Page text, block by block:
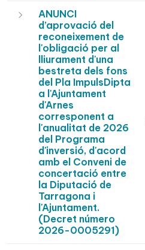
ANUNCI
d’aprovació del
reconeixement de
l'obligació per al
lliurament d'una
bestreta dels fons
del Pla ImpulsDipta
a l'Ajuntament
d'Arnes
corresponent a
l'anualitat de 2026
del Programa
d'inversió, d'acord
amb el Conveni de
concertació entre
la Diputació de
Tarragona i
l'Ajuntament.
(Decret número
2026-0005291)